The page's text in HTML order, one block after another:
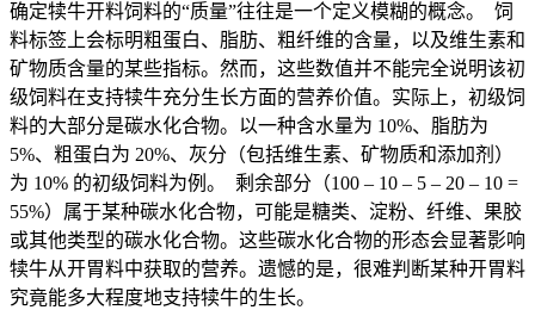
确定犊牛开料饲料的“质量”往往是一个定义模糊的概念。 饲
料标签上会标明粗蛋白、脂肪、粗纤维的含量，以及维生素和
矿物质含量的某些指标。然而，这些数值并不能完全说明该初
级饲料在支持犊牛充分生长方面的营养价值。实际上，初级饲
料的大部分是碳水化合物。以一种含水量为 10%、脂肪为
5%、粗蛋白为 20%、灰分（包括维生素、矿物质和添加剂）
为 10% 的初级饲料为例。 剩余部分（100 – 10 – 5 – 20 – 10 =
55%）属于某种碳水化合物，可能是糖类、淀粉、纤维、果胶
或其他类型的碳水化合物。这些碳水化合物的形态会显著影响
犊牛从开胃料中获取的营养。遗憾的是，很难判断某种开胃料
究竟能多大程度地支持犊牛的生长。